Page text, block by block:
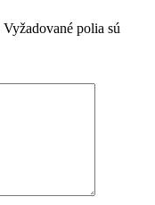
Vyžadované polia sú